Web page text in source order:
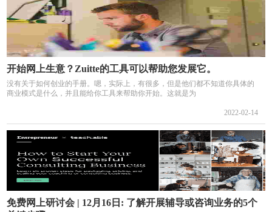
开始网上生意？Zuitte的工具可以帮助您发展它。
没有关于如何创业的手册。嗯，实际上，有很多，但是他们都不知道你具体的
商业模式是什么，并且能给你工具来帮助你开始。这就是为
2022-02-14
免费网上研讨会 | 12月16日: 了解开展辅导或咨询业务的5个